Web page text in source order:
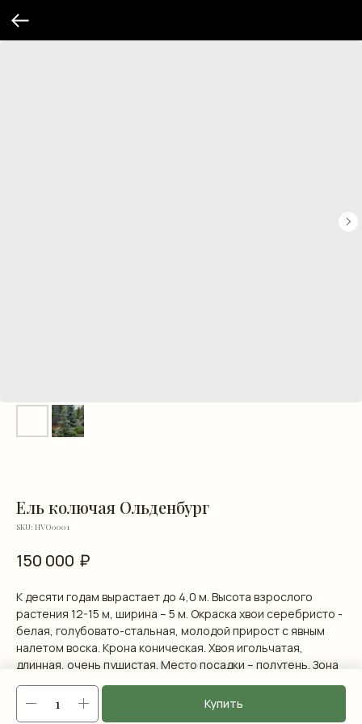
Ель колючая Ольденбург
SKU: HVO0001
150 000 ₽
Купить
К десяти годам вырастает до 4,0 м. Высота взрослого
растения 12-15 м, ширина – 5 м. Окраска хвои серебристо -
белая, голубовато-стальная, молодой прирост с явным
налетом воска. Крона коническая. Хвоя игольчатая,
длинная, очень пушистая. Место посадки – полутень. Зона